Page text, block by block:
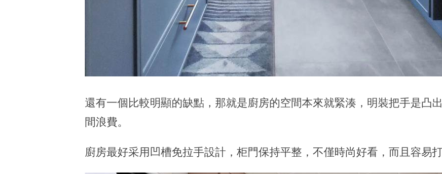
還有一個比較明顯的缺點，那就是廚房的空間本來就緊湊，明裝把手是凸
間浪費。
廚房最好采用凹槽免拉手設計，柜門保持平整，不僅時尚好看，而且容易打